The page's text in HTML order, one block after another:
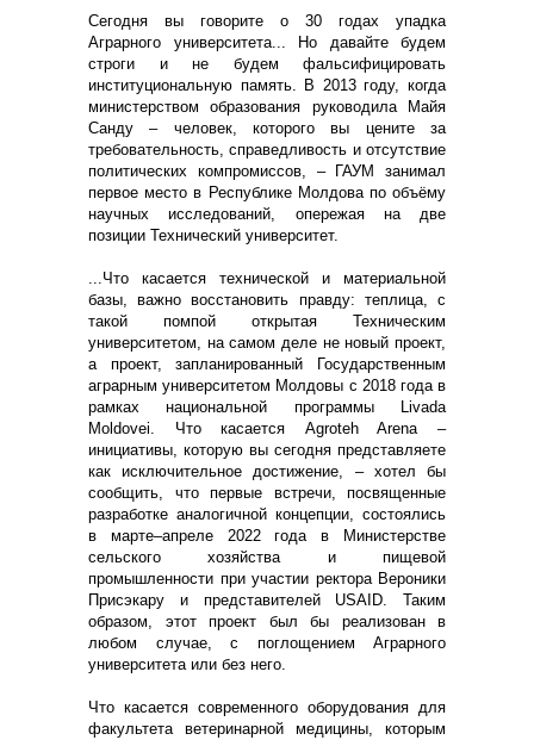
Сегодня вы говорите о 30 годах упадка
Аграрного университета... Но давайте будем
строги и не будем фальсифицировать
институциональную память. В 2013 году, когда
министерством образования руководила Майя
Санду – человек, которого вы цените за
требовательность, справедливость и отсутствие
политических компромиссов, – ГАУM занимал
первое место в Республике Молдова по объёму
научных исследований, опережая на две
позиции Технический университет.
...Что касается технической и материальной
базы, важно восстановить правду: теплица, с
такой помпой открытая Техническим
университетом, на самом деле не новый проект,
а проект, запланированный Государственным
аграрным университетом Молдовы с 2018 года в
рамках национальной программы Livada
Moldovei. Что касается Agroteh Arena –
инициативы, которую вы сегодня представляете
как исключительное достижение, – хотел бы
сообщить, что первые встречи, посвященные
разработке аналогичной концепции, состоялись
в марте–апреле 2022 года в Министерстве
сельского хозяйства и пищевой
промышленности при участии ректора Вероники
Присэкару и представителей USAID. Таким
образом, этот проект был бы реализован в
любом случае, с поглощением Аграрного
университета или без него.
Что касается современного оборудования для
факультета ветеринарной медицины, которым